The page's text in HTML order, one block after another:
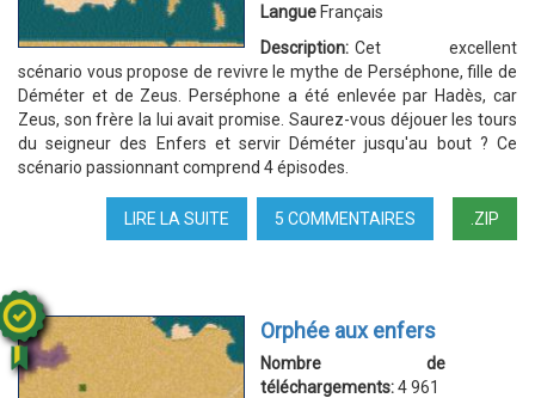
Langue Français
Description: Cet excellent
scénario vous propose de revivre le mythe de Perséphone, fille de
Déméter et de Zeus. Perséphone a été enlevée par Hadès, car
Zeus, son frère la lui avait promise. Saurez-vous déjouer les tours
du seigneur des Enfers et servir Déméter jusqu'au bout ? Ce
scénario passionnant comprend 4 épisodes.
.ZIP
LIRE LA SUITE
PERSEPHONE
5 COMMENTAIRES
Orphée aux enfers
Nombre de
téléchargements:4 961